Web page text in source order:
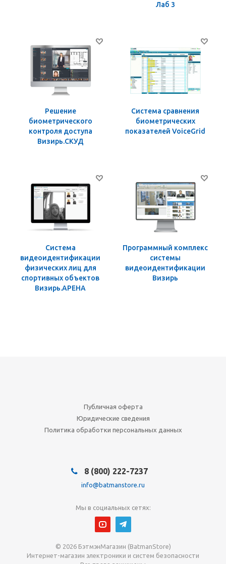
Лаб 3
Решение
биометрического
контроля доступа
Визирь.СКУД
Система сравнения
биометрических
показателей VoiceGrid
Система
видеоидентификации
физических лиц для
спортивных объектов
Визирь.АРЕНА
Программный комплекс
системы
видеоидентификации
Визирь
Публичная оферта
Юридические сведения
Политика обработки персональных данных
8 (800) 222-7237
info@batmanstore.ru
Мы в социальных сетях:
© 2026 БэтмэнМагазин (BatmanStore)
Интернет-магазин электроники и систем безопасности